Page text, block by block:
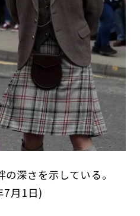
深さを示している。
7月1日)